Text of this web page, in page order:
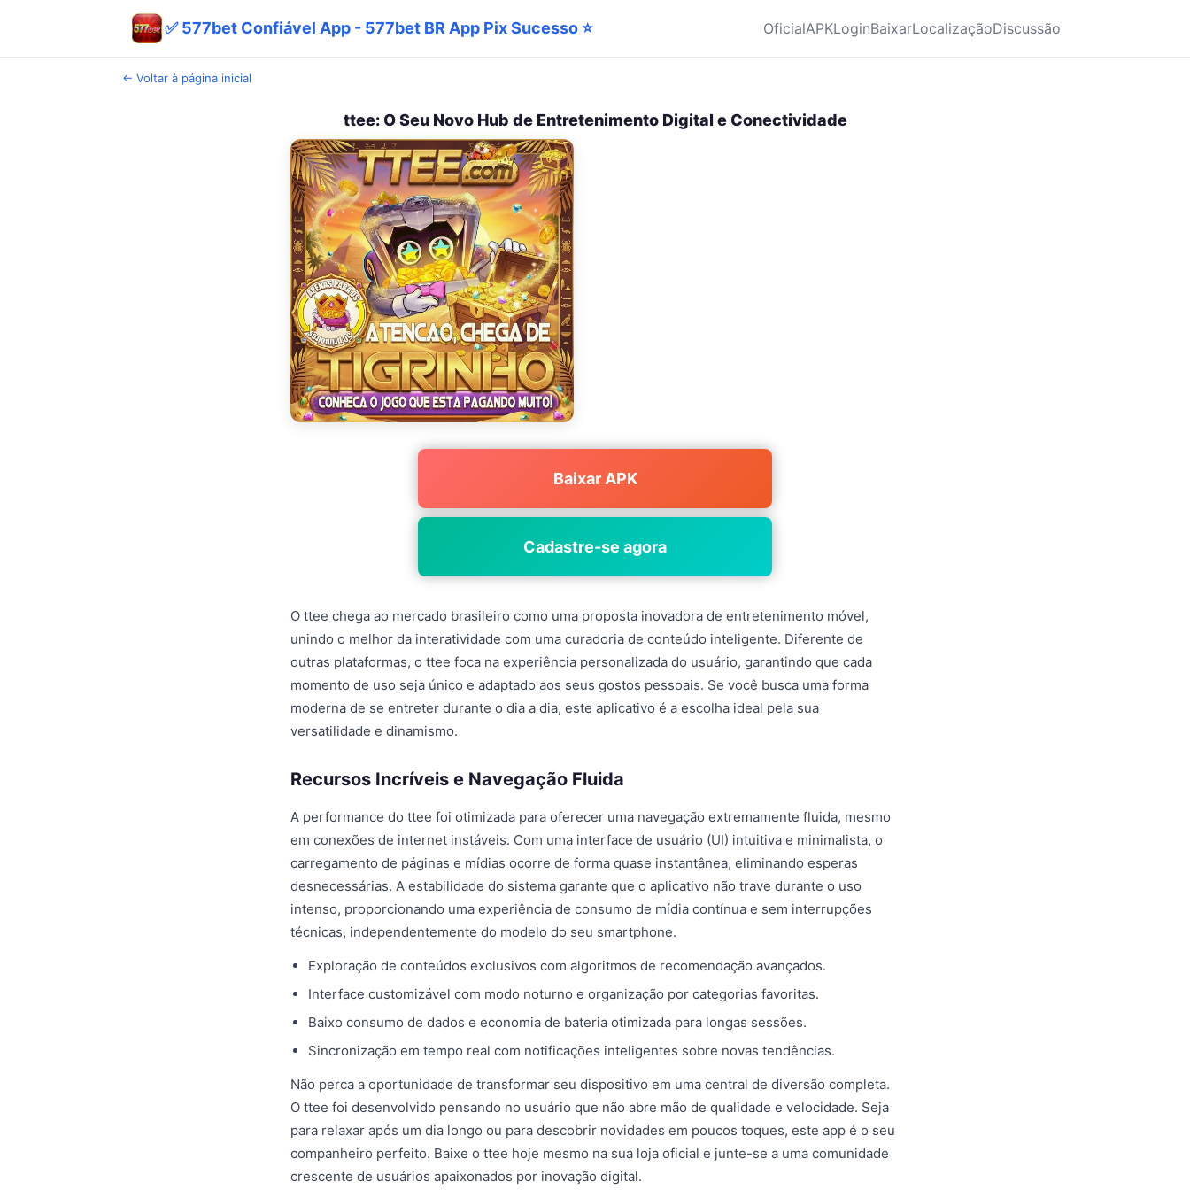
✅ 577bet Confiável App - 577bet BR App Pix Sucesso ⭐ OficialAPKLoginBaixarLocalizaçãoDiscussão
← Voltar à página inicial
ttee: O Seu Novo Hub de Entretenimento Digital e Conectividade
Baixar APK
Cadastre-se agora
O ttee chega ao mercado brasileiro como uma proposta inovadora de entretenimento móvel,
unindo o melhor da interatividade com uma curadoria de conteúdo inteligente. Diferente de
outras plataformas, o ttee foca na experiência personalizada do usuário, garantindo que cada
momento de uso seja único e adaptado aos seus gostos pessoais. Se você busca uma forma
moderna de se entreter durante o dia a dia, este aplicativo é a escolha ideal pela sua
versatilidade e dinamismo.
Recursos Incríveis e Navegação Fluida
A performance do ttee foi otimizada para oferecer uma navegação extremamente fluida, mesmo
em conexões de internet instáveis. Com uma interface de usuário (UI) intuitiva e minimalista, o
carregamento de páginas e mídias ocorre de forma quase instantânea, eliminando esperas
desnecessárias. A estabilidade do sistema garante que o aplicativo não trave durante o uso
intenso, proporcionando uma experiência de consumo de mídia contínua e sem interrupções
técnicas, independentemente do modelo do seu smartphone.
Exploração de conteúdos exclusivos com algoritmos de recomendação avançados.
Interface customizável com modo noturno e organização por categorias favoritas.
Baixo consumo de dados e economia de bateria otimizada para longas sessões.
Sincronização em tempo real com notificações inteligentes sobre novas tendências.
Não perca a oportunidade de transformar seu dispositivo em uma central de diversão completa.
O ttee foi desenvolvido pensando no usuário que não abre mão de qualidade e velocidade. Seja
para relaxar após um dia longo ou para descobrir novidades em poucos toques, este app é o seu
companheiro perfeito. Baixe o ttee hoje mesmo na sua loja oficial e junte-se a uma comunidade
crescente de usuários apaixonados por inovação digital.